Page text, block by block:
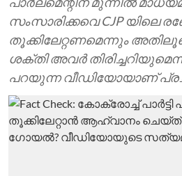
സംസാരിക്കവെ CJP യിലെ
തൂക്കിലേറ്റണമെന്നും
ശക്തി അവര്‍
പറയുന്ന വീഡിയോയാണ്